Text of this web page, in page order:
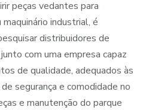
peças vedantes para
industrial, é
distribuidores de
com uma empresa capaz
de qualidade, adequados às
segurança e comodidade no
e manutenção do parque